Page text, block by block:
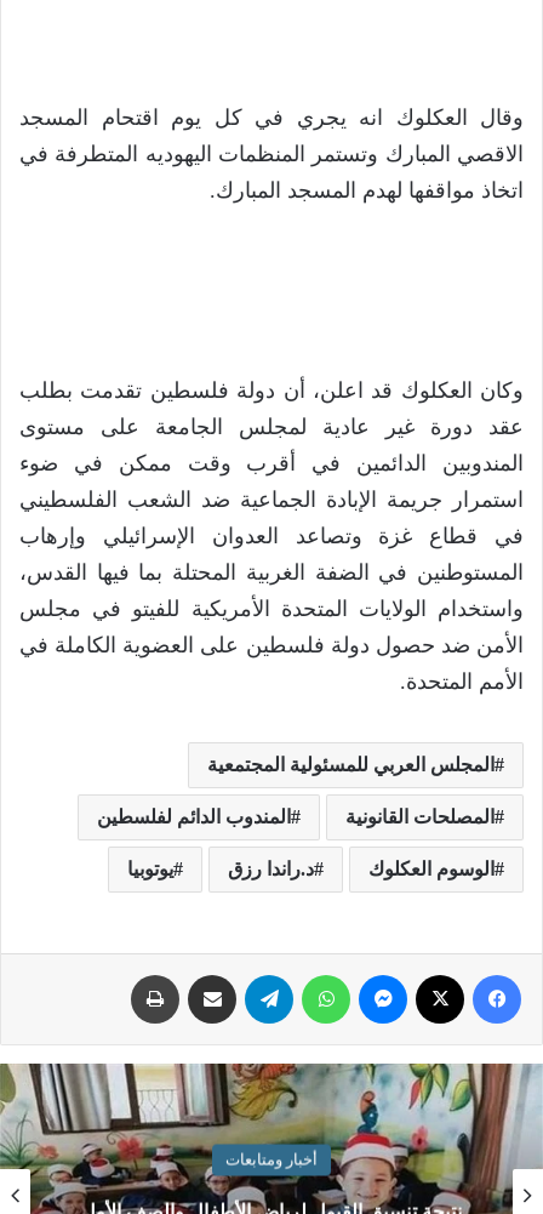
وقال العكلوك انه يجري في كل يوم اقتحام المسجد
الاقصي المبارك وتستمر المنظمات اليهوديه المتطرفة في
اتخاذ مواقفها لهدم المسجد المبارك.
وكان العكلوك قد اعلن، أن دولة فلسطين تقدمت بطلب
عقد دورة غير عادية لمجلس الجامعة على مستوى
المندوبين الدائمين في أقرب وقت ممكن في ضوء
استمرار جريمة الإبادة الجماعية ضد الشعب الفلسطيني
في قطاع غزة وتصاعد العدوان الإسرائيلي وإرهاب
المستوطنين في الضفة الغربية المحتلة بما فيها القدس،
واستخدام الولايات المتحدة الأمريكية للفيتو في مجلس
الأمن ضد حصول دولة فلسطين على العضوية الكاملة في
الأمم المتحدة.
المجلس العربي للمسئولية المجتمعية
المصلحات القانونية المندوب الدائم لفلسطين
الوسوم العكلوك د.راندا رزق يوتوبيا
أخبار ومتابعات